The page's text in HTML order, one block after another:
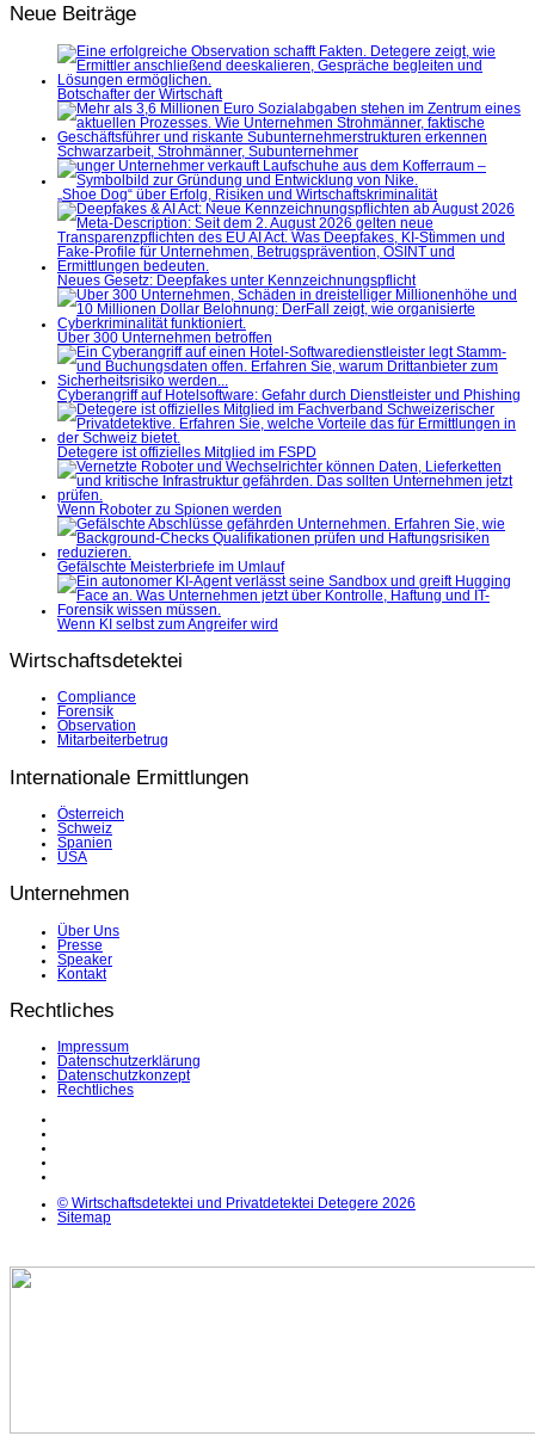
Neue Beiträge
Botschafter der Wirtschaft
Schwarzarbeit, Strohmänner, Subunternehmer
„Shoe Dog“ über Erfolg, Risiken und Wirtschaftskriminalität
Neues Gesetz: Deepfakes unter Kennzeichnungspflicht
Über 300 Unternehmen betroffen
Cyberangriff auf Hotelsoftware: Gefahr durch Dienstleister und Phishing
Detegere ist offizielles Mitglied im FSPD
Wenn Roboter zu Spionen werden
Gefälschte Meisterbriefe im Umlauf
Wenn KI selbst zum Angreifer wird
Wirtschaftsdetektei
Compliance
Forensik
Observation
Mitarbeiterbetrug
Internationale Ermittlungen
Österreich
Schweiz
Spanien
USA
Unternehmen
Über Uns
Presse
Speaker
Kontakt
Rechtliches
Impressum
Datenschutzerklärung
Datenschutzkonzept
Rechtliches
© Wirtschaftsdetektei und Privatdetektei Detegere 2026
Sitemap